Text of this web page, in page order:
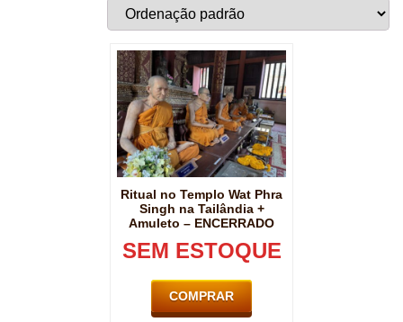
Ritual no Templo Wat Phra
Singh na Tailândia +
Amuleto – ENCERRADO
SEM ESTOQUE
COMPRAR